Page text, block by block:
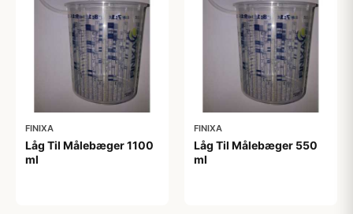
FINIXA
Låg Til Målebæger 1100
ml
FINIXA
Låg Til Målebæger 550
ml